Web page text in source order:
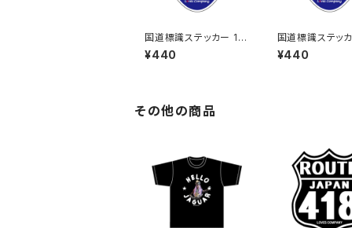
国道標識ステッカー 14
号線
¥440
国道標識ステッ
号線
¥440
その他の商品